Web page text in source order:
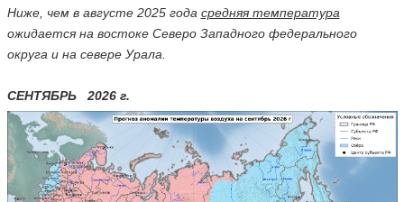
Ниже, чем в августе 2025 года средняя температура
ожидается на востоке Северо Западного федерального
округа и на севере Урала.
СЕНТЯБРЬ 2026 г.